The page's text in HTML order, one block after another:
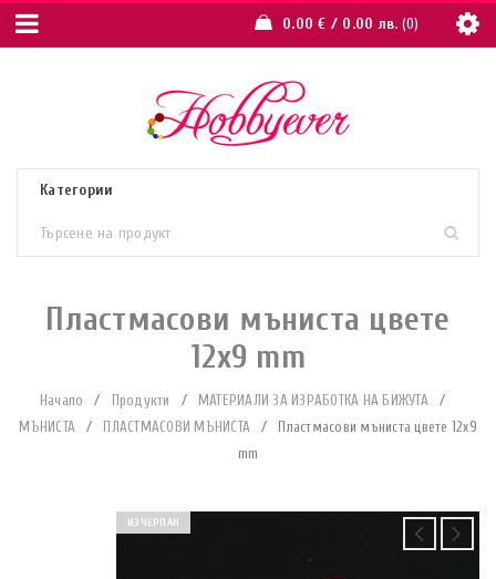
0.00€ / 0.00 лв. 0
Пластмасови мъниста цвете
12х9 mm
Начало / Продукти / МАТЕРИАЛИ ЗА ИЗРАБОТКА НА БИЖУТА
/
МЪНИСТА
/ ПЛАСТМАСОВИ МЪНИСТА /
Пластмасови мъниста цвете 12х9
mm
ИЗЧЕРПАН